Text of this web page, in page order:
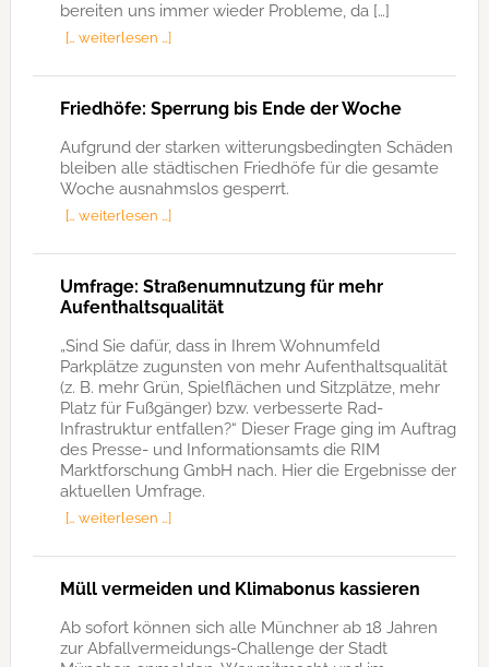
bereiten uns immer wieder Probleme, da […]
[… weiterlesen …]
Friedhöfe: Sperrung bis Ende der Woche
Aufgrund der starken witterungsbedingten Schäden
bleiben alle städtischen Friedhöfe für die gesamte
Woche ausnahmslos gesperrt.
[… weiterlesen …]
Umfrage: Straßenumnutzung für mehr
Aufenthaltsqualität
„Sind Sie dafür, dass in Ihrem Wohnumfeld
Parkplätze zugunsten von mehr Aufenthaltsqualität
(z. B. mehr Grün, Spielflächen und Sitzplätze, mehr
Platz für Fußgänger) bzw. verbesserte Rad-
Infrastruktur entfallen?“ Dieser Frage ging im Auftrag
des Presse- und Informationsamts die RIM
Marktforschung GmbH nach. Hier die Ergebnisse der
aktuellen Umfrage.
[… weiterlesen …]
Müll vermeiden und Klimabonus kassieren
Ab sofort können sich alle Münchner ab 18 Jahren
zur Abfallvermeidungs-Challenge der Stadt